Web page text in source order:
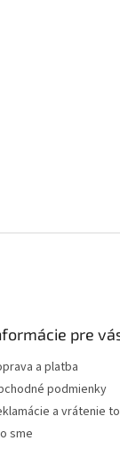
pre
a platba
podmienky
a vrátenie
sme